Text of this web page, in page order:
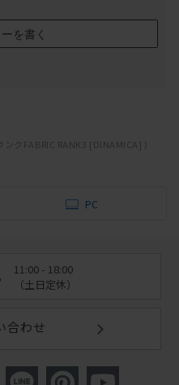
を書く
クFABRIC RANK3 [DINAMICA] )
PC
11:00 - 18:00
（土日定休）
合わせ